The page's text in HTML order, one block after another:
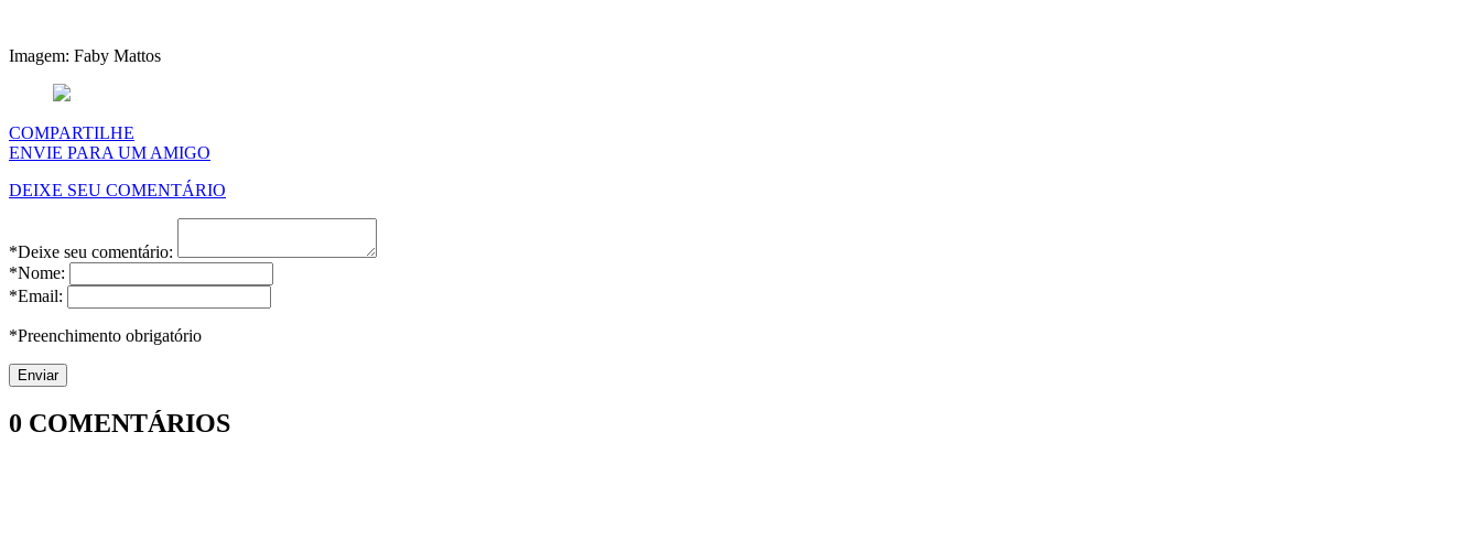
Imagem: Faby Mattos
COMPARTILHE
ENVIE PARA UM AMIGO
DEIXE SEU COMENTÁRIO
*Deixe seu comentário:
*Nome:
*Email:
*Preenchimento obrigatório
0 COMENTÁRIOS